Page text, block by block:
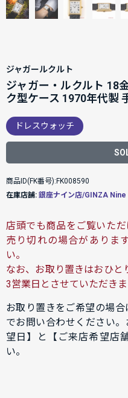
ジャガールクルト
ジャガー・ルクルト 18
ク型ケース 1970年代製
ドレスウォッチ
商品ID(FK番号):FK008590
在庫店舗: 銀座ナイン店/GINZA Nine
店頭でも商品をご覧いた
売り切れの場合がありま
い。
なお、お取り置きはおひと
3営業日とさせていただきま
お取り置きをご希望の場
でお問い合わせください
望日】と【ご来店希望店
い。